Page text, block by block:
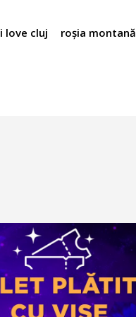
i love cluj roșia montană